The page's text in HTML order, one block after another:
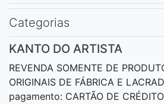
Categorias
KANTO DO ARTISTA
REVENDA SOMENTE DE
ORIGINAIS DE FÁBRICA E
pagamento: CARTÃO DE